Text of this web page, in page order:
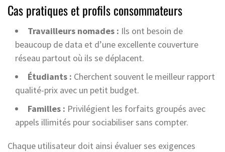
Cas pratiques et profils consommateurs
Travailleurs nomades : Ils ont besoin de
beaucoup de data et d’une excellente couverture
réseau partout où ils se déplacent.
Étudiants : Cherchent souvent le meilleur rapport
qualité-prix avec un petit budget.
Familles : Privilégient les forfaits groupés avec
appels illimités pour sociabiliser sans compter.
Chaque utilisateur doit ainsi évaluer ses exigences